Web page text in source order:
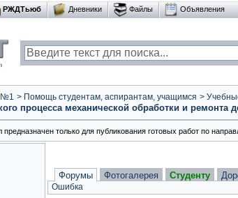
РЖДТьюб Дневники Файлы Объявления
№1 > Помощь студентам, аспирантам, учащимся >
процесса механической обработки и ремонта
предназначен только для публикования готовых работ по
Форумы Фотогалерея Студенту
Ошибка